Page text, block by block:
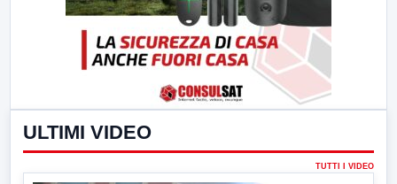
ULTIMI VIDEO
TUTTI I VIDEO